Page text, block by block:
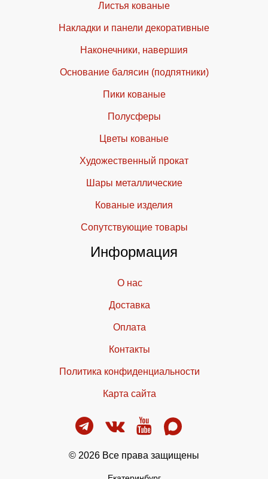
Листья кованые
Накладки и панели декоративные
Наконечники, навершия
Основание балясин (подпятники)
Пики кованые
Полусферы
Цветы кованые
Художественный прокат
Шары металлические
Кованые изделия
Cопутствующие товары
Информация
О нас
Доставка
Оплата
Контакты
Политика конфиденциальности
Карта сайта
© 2026 Все права защищены